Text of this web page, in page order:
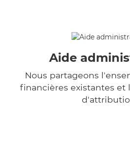
Aide
Nous partageons
financières existantes et